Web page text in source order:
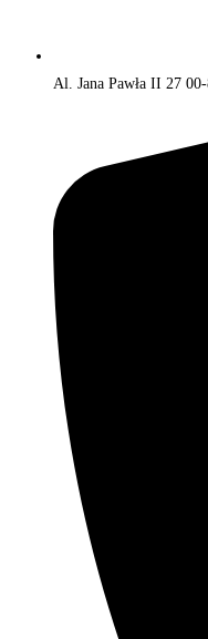
Al. Jana Pawła II 27